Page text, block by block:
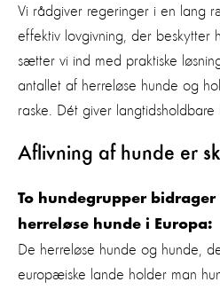
Vi rådgiver regeringer i en lang
effektiv lovgivning, der beskytter
sætter vi ind med praktiske
antallet af herreløse hunde og
raske. Dét giver langtidsholdbare
Aflivning af hunde er
To hundegrupper
herreløse hunde i Europa:
De herreløse hunde og hunde,
europæiske lande holder man